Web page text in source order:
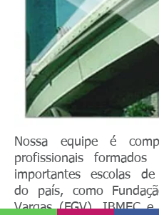
Nossa equipe é
profissionais formados
importantes escolas de
do país, como
Vargas (FGV), IBMEC e